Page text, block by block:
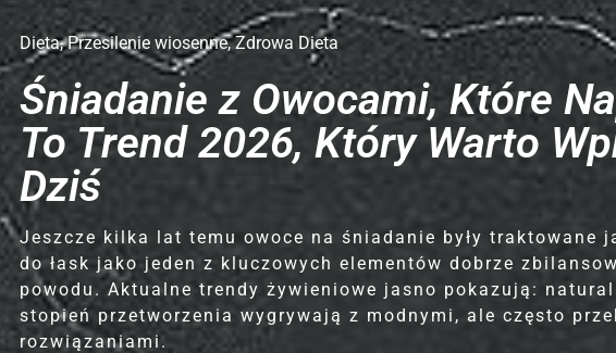
Dieta,Przesilenie wiosenne,Zdrowa Dieta
Śniadanie z Owocami, Które
To Trend 2026, Który Warto
Dziś
Jeszcze kilka lat temu owoce na śniadanie były traktowane
do łask jako jeden z kluczowych elementów dobrze
powodu. Aktualne trendy żywieniowe jasno pokazują:
stopień przetworzenia wygrywają z modnymi, ale często
rozwiązaniami.